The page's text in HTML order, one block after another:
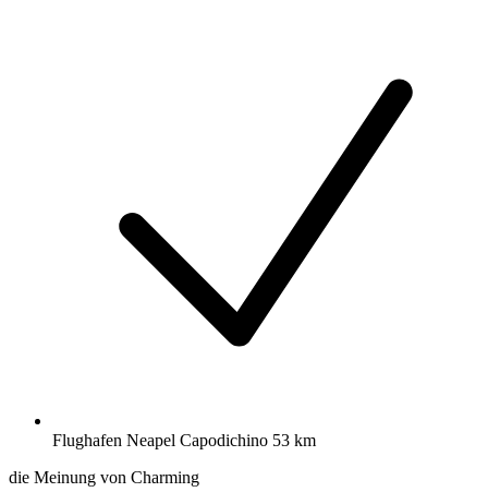
Flughafen Neapel Capodichino 53 km
die Meinung von Charming